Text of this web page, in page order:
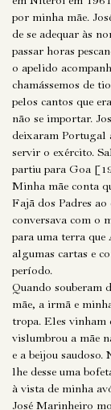
por minha mãe.
de se adequar às
passar horas
o apelido
chamássemos de
pelos cantos que
não se importar.
deixaram Portugal
servir o exército.
partiu para Goa
Minha mãe conta
Fajã dos Padres
conversava com o
para uma terra que
algumas cartas e
período.
Quando souberam
mãe, a irmã e
tropa. Eles vinham
vislumbrou a mãe
e a beijou saudoso.
lhe desse uma
à vista de minha
José Marinheiro